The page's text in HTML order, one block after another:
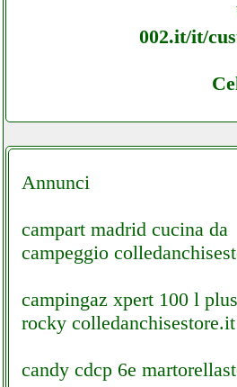
002.it/it/
Annunci
campart madrid cucina da
campeggio
campingaz xpert 100 l plus
rocky colledanchisestore.it
candy cdcp 6e